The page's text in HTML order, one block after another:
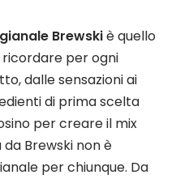
Brewskiè quello
per ogni
dalle sensazioni ai
di prima scelta
per creare il mix
Brewski non è
per chiunque. Da